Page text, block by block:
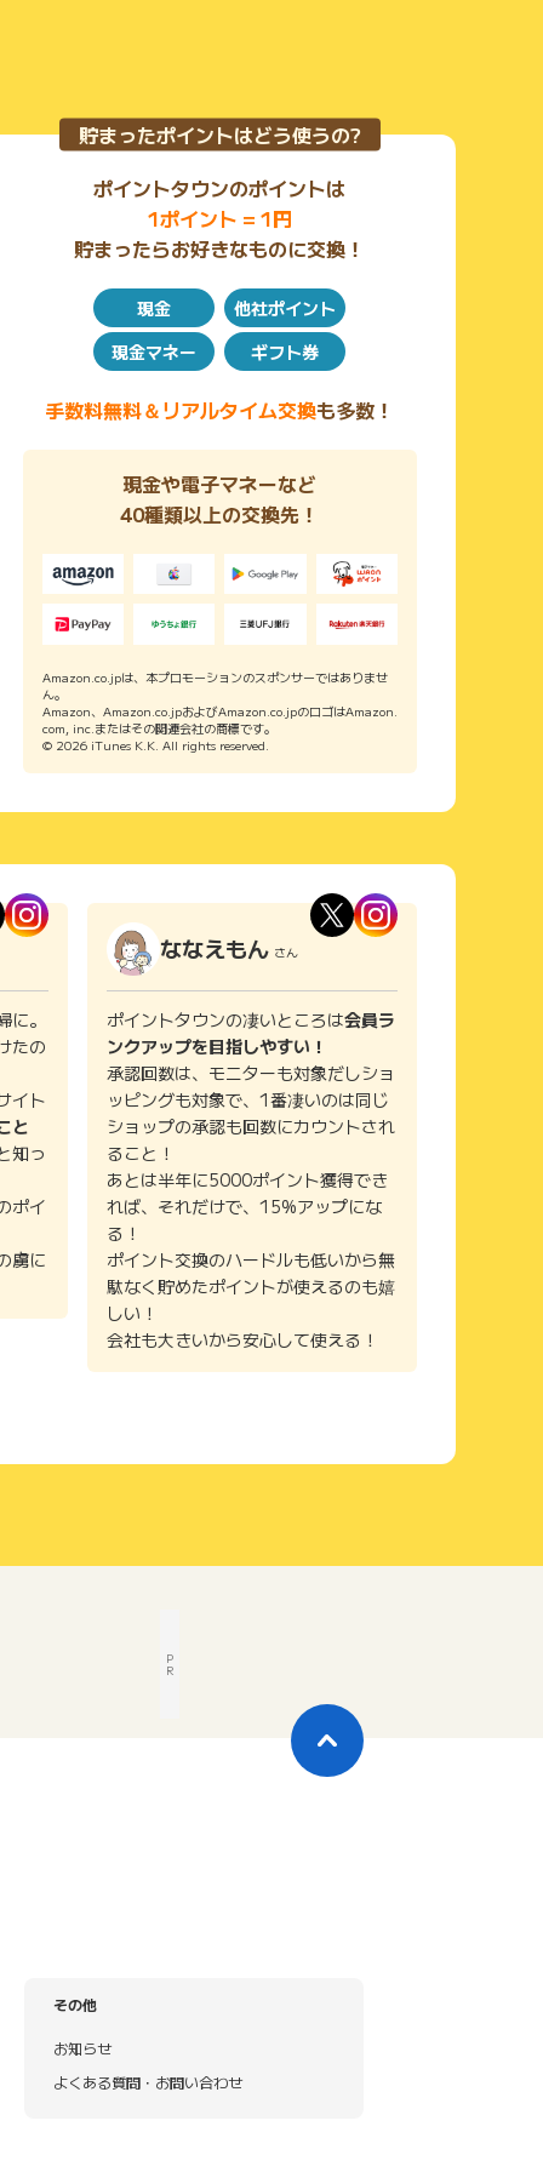
貯まったポイントはどう使うの?
ポイントタウンのポイントは
1ポイント = 1円
貯まったらお好きなものに交換！
現金
他社ポイント
現金マネー
ギフト券
手数料無料＆リアルタイム交換も多数！
現金や電子マネーなど
40種類以上の交換先！
Amazon.co.jpは、本プロモーションのスポンサーではありませ
ん。
Amazon、Amazon.co.jpおよびAmazon.co.jpのロゴはAmazon.
com, inc.またはその関連会社の商標です。
© 2026 iTunes K.K. All rights reserved.
。
たの
イト
と
知っ
ポイ
虜に
ななえもん さん
ポイントタウンの凄いところは会員ラ
ンクアップを目指しやすい！
承認回数は、モニターも対象だしショ
ッピングも対象で、1番凄いのは同じ
ショップの承認も回数にカウントされ
ること！
あとは半年に5000ポイント獲得でき
れば、それだけで、15%アップにな
る！
ポイント交換のハードルも低いから無
駄なく貯めたポイントが使えるのも嬉
しい！
会社も大きいから安心して使える！
P
R
その他
お知らせ
よくある質問・お問い合わせ